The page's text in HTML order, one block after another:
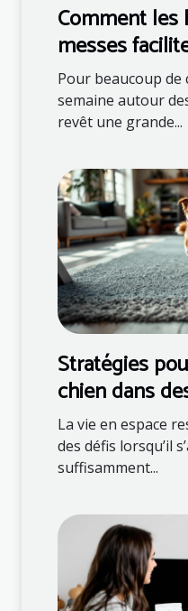
Comment les
messes
fidèles ?
Pour beaucoup
semaine autour
revêt une grande...
Stratégies
chien dans
restreints
La vie en espace
des défis lorsqu’il
suffisamment...